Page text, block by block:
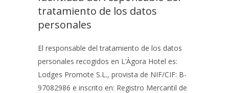
tratamiento de los datos
personales
El responsable del tratamiento de los datos
personales recogidos en L’Àgora Hotel es:
Lodges Promote S.L., provista de NIF/CIF: B-
97082986 e inscrito en: Registro Mercantil de